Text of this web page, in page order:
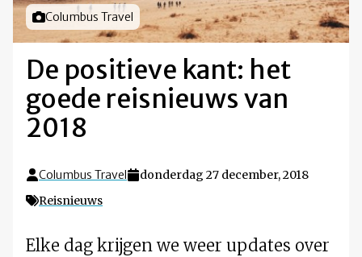
Foto door
Columbus Travel
De positieve kant: het
goede reisnieuws van
2018
Columbus Travel
donderdag 27 december, 2018
Reisnieuws
Elke dag krijgen we weer updates over